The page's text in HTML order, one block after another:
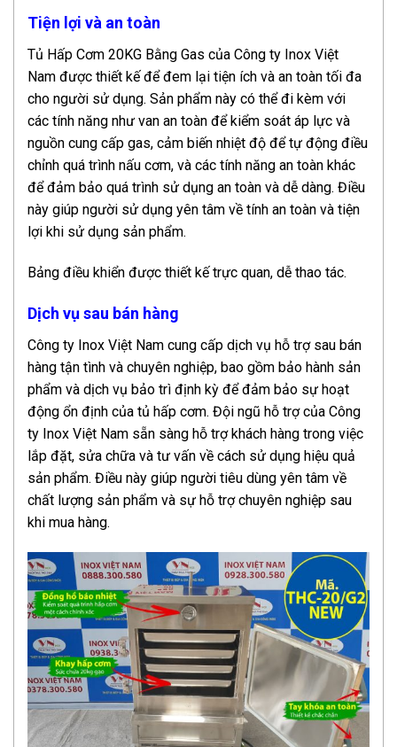
Tiện lợi và an toàn
Tủ Hấp Cơm 20KG Bằng Gas của Công ty Inox Việt
Nam được thiết kế để đem lại tiện ích và an toàn tối đa
cho người sử dụng. Sản phẩm này có thể đi kèm với
các tính năng như van an toàn để kiểm soát áp lực và
nguồn cung cấp gas, cảm biến nhiệt độ để tự động điều
chỉnh quá trình nấu cơm, và các tính năng an toàn khác
để đảm bảo quá trình sử dụng an toàn và dễ dàng. Điều
này giúp người sử dụng yên tâm về tính an toàn và tiện
lợi khi sử dụng sản phẩm.
Bảng điều khiển được thiết kế trực quan, dễ thao tác.
Dịch vụ sau bán hàng
Công ty Inox Việt Nam cung cấp dịch vụ hỗ trợ sau bán
hàng tận tình và chuyên nghiệp, bao gồm bảo hành sản
phẩm và dịch vụ bảo trì định kỳ để đảm bảo sự hoạt
động ổn định của tủ hấp cơm. Đội ngũ hỗ trợ của Công
ty Inox Việt Nam sẵn sàng hỗ trợ khách hàng trong việc
lắp đặt, sửa chữa và tư vấn về cách sử dụng hiệu quả
sản phẩm. Điều này giúp người tiêu dùng yên tâm về
chất lượng sản phẩm và sự hỗ trợ chuyên nghiệp sau
khi mua hàng.